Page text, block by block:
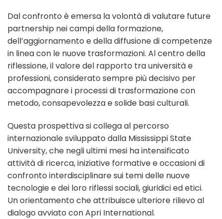
Dal confronto è emersa la volontà di valutare future
partnership nei campi della formazione,
dell’aggiornamento e della diffusione di competenze
in linea con le nuove trasformazioni. Al centro della
riflessione, il valore del rapporto tra università e
professioni, considerato sempre più decisivo per
accompagnare i processi di trasformazione con
metodo, consapevolezza e solide basi culturali.
Questa prospettiva si collega al percorso
internazionale sviluppato dalla Mississippi State
University, che negli ultimi mesi ha intensificato
attività di ricerca, iniziative formative e occasioni di
confronto interdisciplinare sui temi delle nuove
tecnologie e dei loro riflessi sociali, giuridici ed etici.
Un orientamento che attribuisce ulteriore rilievo al
dialogo avviato con Apri International.